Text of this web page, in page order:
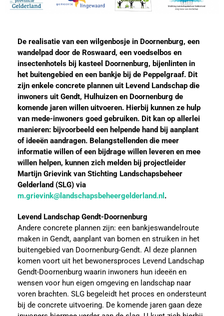
De realisatie van een wilgenbosje in Doornenburg, een
wandelpad door de Roswaard, een voedselbos en
insectenhotels bij kasteel Doornenburg, bijenlinten in
het buitengebied en een bankje bij de Peppelgraaf. Dit
zijn enkele concrete plannen uit Levend Landschap die
inwoners uit Gendt, Hulhuizen en Doornenburg de
komende jaren willen uitvoeren. Hierbij kunnen ze hulp
van mede-inwoners goed gebruiken. Dit kan op allerlei
manieren: bijvoorbeeld een helpende hand bij aanplant
of ideeën aandragen. Belangstellenden die meer
informatie willen of een bijdrage willen leveren en mee
willen helpen, kunnen zich melden bij projectleider
Martijn Grievink van Stichting Landschapsbeheer
Gelderland (SLG) via
m.grievink@landschapsbeheergelderland.nl .
Levend Landschap Gendt-Doornenburg
Andere concrete plannen zijn: een bankjeswandelroute
maken in Gendt, aanplant van bomen en struiken in het
buitengebied van Doornenburg-Gendt. Al deze plannen
komen voort uit het bewonersproces Levend Landschap
Gendt-Doornenburg waarin inwoners hun ideeën en
wensen voor hun eigen omgeving en landschap naar
voren brachten. SLG begeleidt het proces en ondersteunt
bij de concrete uitvoering. De komende jaren gaan deze